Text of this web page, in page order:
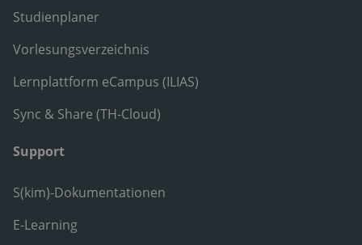
Studienplaner
Vorlesungsverzeichnis
Lernplattform eCampus (ILIAS)
Sync & Share (TH-Cloud)
Support
S(kim)-Dokumentationen
E-Learning